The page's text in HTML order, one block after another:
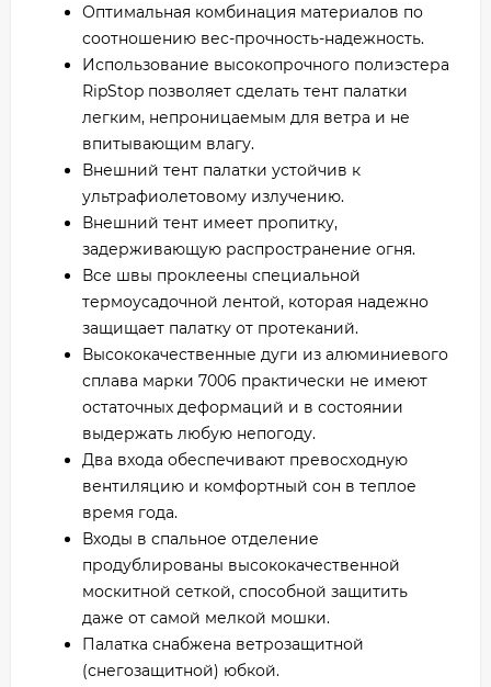
Оптимальная комбинация материалов по
соотношению вес-прочность-надежность.
Использование высокопрочного полиэстера
RipStop позволяет сделать тент палатки
легким, непроницаемым для ветра и не
впитывающим влагу.
Внешний тент палатки устойчив к
ультрафиолетовому излучению.
Внешний тент имеет пропитку,
задерживающую распространение огня.
Все швы проклеены специальной
термоусадочной лентой, которая надежно
защищает палатку от протеканий.
Высококачественные дуги из алюминиевого
сплава марки 7006 практически не имеют
остаточных деформаций и в состоянии
выдержать любую непогоду.
Два входа обеспечивают превосходную
вентиляцию и комфортный сон в теплое
время года.
Входы в спальное отделение
продублированы высококачественной
москитной сеткой, способной защитить
даже от самой мелкой мошки.
Палатка снабжена ветрозащитной
(снегозащитной) юбкой.